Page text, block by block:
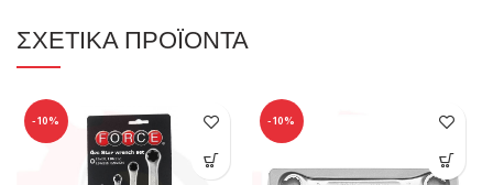
ΣΧΕΤΙΚΆ ΠΡΟΪΌΝΤΑ
-10% -10%